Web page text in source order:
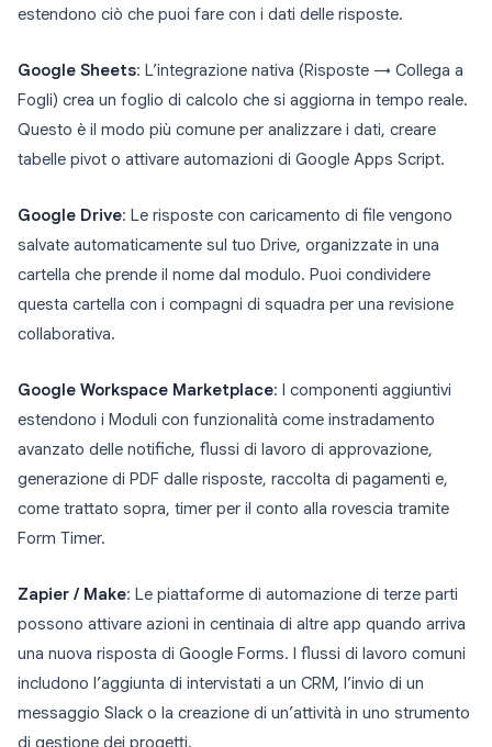
estendono ciò che puoi fare con i dati delle risposte.
Google Sheets: L’integrazione nativa (Risposte → Collega a
Fogli) crea un foglio di calcolo che si aggiorna in tempo reale.
Questo è il modo più comune per analizzare i dati, creare
tabelle pivot o attivare automazioni di Google Apps Script.
Google Drive: Le risposte con caricamento di file vengono
salvate automaticamente sul tuo Drive, organizzate in una
cartella che prende il nome dal modulo. Puoi condividere
questa cartella con i compagni di squadra per una revisione
collaborativa.
Google Workspace Marketplace: I componenti aggiuntivi
estendono i Moduli con funzionalità come instradamento
avanzato delle notifiche, flussi di lavoro di approvazione,
generazione di PDF dalle risposte, raccolta di pagamenti e,
come trattato sopra, timer per il conto alla rovescia tramite
Form Timer.
Zapier / Make: Le piattaforme di automazione di terze parti
possono attivare azioni in centinaia di altre app quando arriva
una nuova risposta di Google Forms. I flussi di lavoro comuni
includono l’aggiunta di intervistati a un CRM, l’invio di un
messaggio Slack o la creazione di un’attività in uno strumento
di gestione dei progetti.